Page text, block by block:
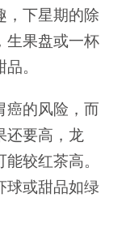
，下星期的除
生果盘或一杯
。
癌的风险，而
还要高，龙
较红茶高。
球或甜品如绿